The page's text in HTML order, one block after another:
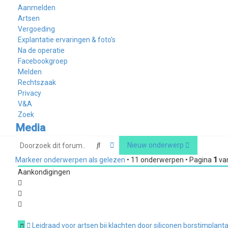
Aanmelden
Artsen
Vergoeding
Explantatie ervaringen & foto's
Na de operatie
Facebookgroep
Melden
Rechtszaak
Privacy
V&A
Zoek
Media
Nieuw onderwerp
Zoek Uitgebreid zoeken
Markeer onderwerpen als gelezen • 11 onderwerpen • Pagina 1
Aankondigingen
Leidraad voor artsen bij klachten door siliconen